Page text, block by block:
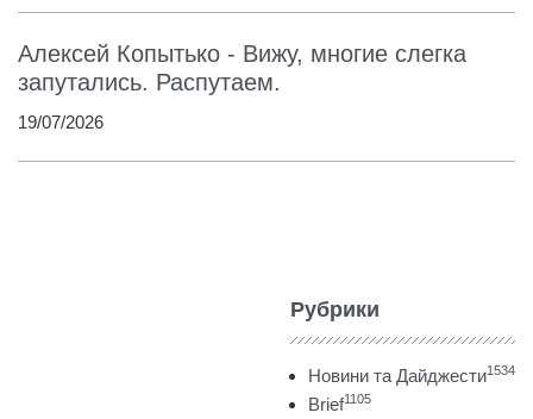
Алексей Копытько - Вижу, многие слегка
запутались. Распутаем.
19/07/2026
Рубрики
Новини та Дайджести1534
Brief1105